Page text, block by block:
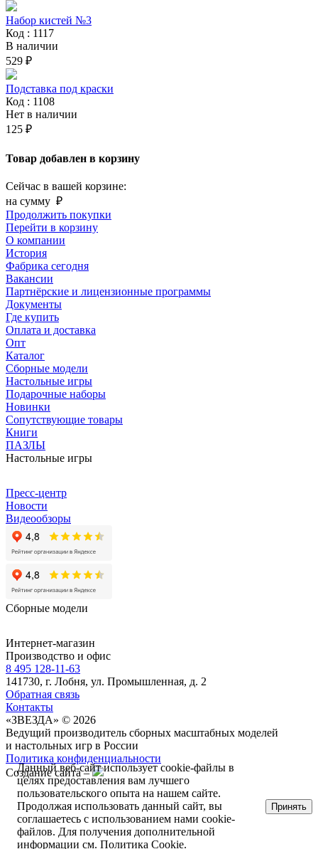
Набор кистей №3
Код : 1117
В наличии
529 ₽
Подставка под краски
Код : 1108
Нет в наличии
125 ₽
Товар добавлен в корзину
Сейчас в вашей корзине:
на сумму ₽
Продолжить покупки
Перейти в корзину
О компании
История
Фабрика сегодня
Вакансии
Партнёрские и лицензионные программы
Документы
Где купить
Оплата и доставка
Опт
Каталог
Сборные модели
Настольные игры
Подарочные наборы
Новинки
Сопутствующие товары
Книги
ПАЗЛЫ
Настольные игры
Пресс-центр
Новости
Видеообзоры
Сборные модели
Интернет-магазин
Производство и офис
8 495 128-11-63
141730, г. Лобня, ул. Промышленная, д. 2
Обратная связь
Контакты
«ЗВЕЗДА» © 2026
Ведущий производитель сборных масштабных моделей
и настольных игр в России
Политика конфиденциальности
Создание сайта –
Данный веб-сайт использует cookie-файлы в
целях предоставления вам лучшего
пользовательского опыта на нашем сайте.
Продолжая использовать данный сайт, вы
соглашаетесь с использованием нами cookie-
файлов. Для получения дополнительной
информации см.Политика Cookie.
Принять